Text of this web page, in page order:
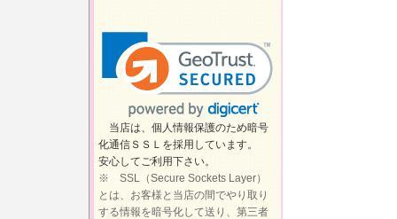
当店は、個人情報保護のため暗号
化通信ＳＳＬを採用しています。
安心してご利用下さい。
※ SSL（Secure Sockets Layer）
とは、お客様と当店の間でやり取り
する情報を暗号化して送り、第三者